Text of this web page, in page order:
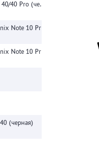
Задняя крышка для Infinix Hot 40/40 Pro (черная)
Аккумулятор BL-49JX для Infinix Note 10 Pro/11 Pro/Hot 30 4G/40/40 Pro - Премиум
Аккумулятор BL-49JX для Infinix Note 10 Pro/11 Pro/Hot 30 4G/40/40 Pro - Премиум
(черная)